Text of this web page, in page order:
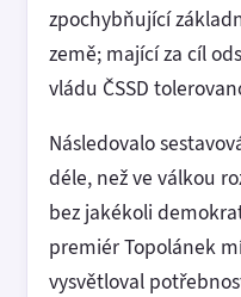
zpochybňující
země; mající za cíl
vládu ČSSD
Následovalo
déle, než ve válkou
bez jakékoli
premiér Topolánek
vysvětloval